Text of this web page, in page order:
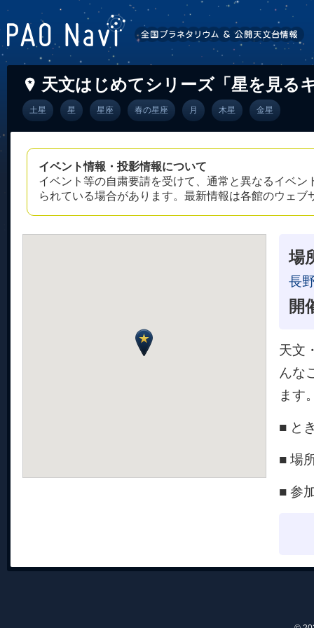
天文はじめてシリーズ「星を見る
土星 星 星座 春の星座 月 木星 金星
イベント情報・投影情報について
イベント等の自粛要請を受けて、通常と異なるイベ
られている場合があります。最新情報は各館のウェ
場
長
開
天文
んな
ます
■ と
■ 場
■ 参